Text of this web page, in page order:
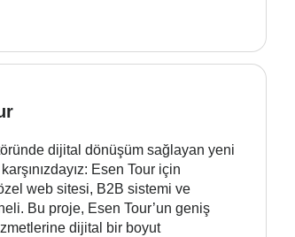
dijital dönüşüm sağlayan yeni
Esen Tour için
web sitesi, B2B sistemi ve
Bu proje, Esen Tour’un geniş
dijital bir boyut